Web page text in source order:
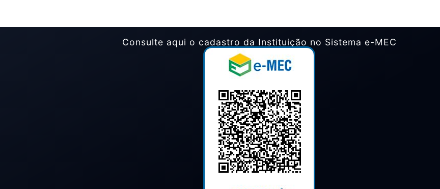
Consulte aqui o cadastro da Instituição no Sistema e-MEC